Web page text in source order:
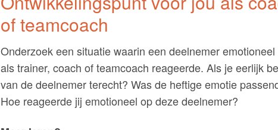
of teamcoach
Onderzoek een situatie waarin een deelnemer
als trainer, coach of teamcoach reageerde. Als je eerlijk
van de deelnemer terecht? Was de heftige emotie
Hoe reageerde jij emotioneel op deze deelnemer?